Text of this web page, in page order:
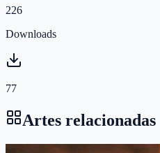
226
Downloads
77
Artes relacionadas